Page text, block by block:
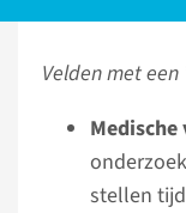
Velden met
Medische
stellen